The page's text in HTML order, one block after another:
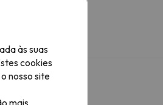
às suas
cookies
nosso site
mais